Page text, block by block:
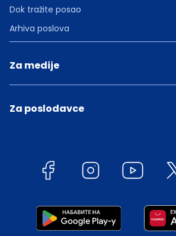
Dok tražite posao
Arhiva poslova
Za medije
Za poslodavce